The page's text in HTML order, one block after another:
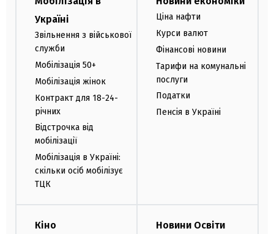
Україні
Звільнення з військової
служби
Мобілізація 50+
Мобілізація жінок
Контракт для 18-24-
річних
Відстрочка від
мобілізації
Мобілізація в Україні:
скільки осіб мобілізує
ТЦК
Ціна нафти
Курси валют
Фінансові новини
Тарифи на комунальні
послуги
Податки
Пенсія в Україні
Кіно Новини Освіти